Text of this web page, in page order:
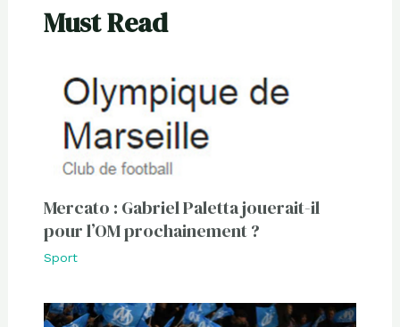
Must Read
Mercato : Gabriel Paletta jouerait-il
pour l’OM prochainement ?
Sport